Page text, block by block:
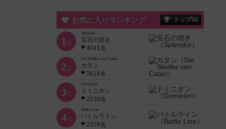
お気に入りランキング トップ50
1位
Splendor
宝石の煌き
4041名
2位
Die Siedler von Catan
カタン
3616名
3位
Dominion
ドミニオン
2530名
4位
Battle Line
バトルライン
2378名